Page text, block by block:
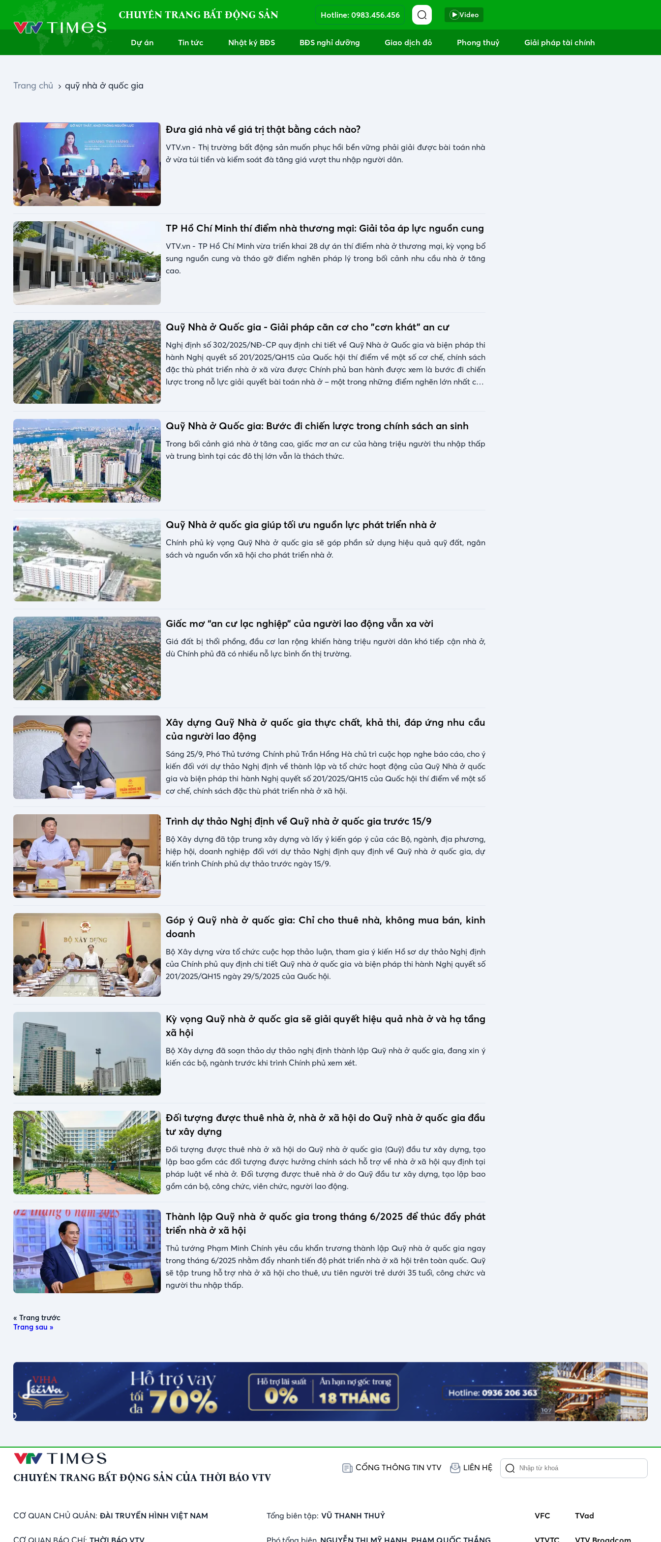
CHUYÊN TRANG BẤT ĐỘNG SẢN Hotline: 0983.456.456 Video
Dự án Tin tức Nhật ký BĐS BĐS nghỉ dưỡng Giao dịch đỏ Phong thuỷ Giải pháp tài chính
Trang chủ quỹ nhà ở quốc gia
Đưa giá nhà về giá trị thật bằng cách nào?
VTV.vn - Thị trường bất động sản muốn phục hồi bền vững phải giải được bài toán nhà
ở vừa túi tiền và kiểm soát đà tăng giá vượt thu nhập người dân.
TP Hồ Chí Minh thí điểm nhà thương mại: Giải tỏa áp lực nguồn cung
VTV.vn - TP Hồ Chí Minh vừa triển khai 28 dự án thí điểm nhà ở thương mại, kỳ vọng bổ
sung nguồn cung và tháo gỡ điểm nghẽn pháp lý trong bối cảnh nhu cầu nhà ở tăng
cao.
Quỹ Nhà ở Quốc gia - Giải pháp căn cơ cho "cơn khát” an cư
Nghị định số 302/2025/NĐ-CP quy định chi tiết về Quỹ Nhà ở Quốc gia và biện pháp thi
hành Nghị quyết số 201/2025/QH15 của Quốc hội thí điểm về một số cơ chế, chính sách
đặc thù phát triển nhà ở xã vừa được Chính phủ ban hành được xem là bước đi chiến
lược trong nỗ lực giải quyết bài toán nhà ở – một trong những điểm nghẽn lớn nhất của
Quỹ Nhà ở Quốc gia: Bước đi chiến lược trong chính sách an sinh
Trong bối cảnh giá nhà ở tăng cao, giấc mơ an cư của hàng triệu người thu nhập thấp
và trung bình tại các đô thị lớn vẫn là thách thức.
Quỹ Nhà ở quốc gia giúp tối ưu nguồn lực phát triển nhà ở
Chính phủ kỳ vọng Quỹ Nhà ở quốc gia sẽ góp phần sử dụng hiệu quả quỹ đất, ngân
sách và nguồn vốn xã hội cho phát triển nhà ở.
Giấc mơ “an cư lạc nghiệp” của người lao động vẫn xa vời
Giá đất bị thổi phồng, đầu cơ lan rộng khiến hàng triệu người dân khó tiếp cận nhà ở,
dù Chính phủ đã có nhiều nỗ lực bình ổn thị trường.
Xây dựng Quỹ Nhà ở quốc gia thực chất, khả thi, đáp ứng nhu cầu
của người lao động
Sáng 25/9, Phó Thủ tướng Chính phủ Trần Hồng Hà chủ trì cuộc họp nghe báo cáo, cho ý
kiến đối với dự thảo Nghị định về thành lập và tổ chức hoạt động của Quỹ Nhà ở quốc
gia và biện pháp thi hành Nghị quyết số 201/2025/QH15 của Quốc hội thí điểm về một số
cơ chế, chính sách đặc thù phát triển nhà ở xã hội.
Trình dự thảo Nghị định về Quỹ nhà ở quốc gia trước 15/9
Bộ Xây dựng đã tập trung xây dựng và lấy ý kiến góp ý của các Bộ, ngành, địa phương,
hiệp hội, doanh nghiệp đối với dự thảo Nghị định quy định về Quỹ nhà ở quốc gia, dự
kiến trình Chính phủ dự thảo trước ngày 15/9.
Góp ý Quỹ nhà ở quốc gia: Chỉ cho thuê nhà, không mua bán, kinh
doanh
Bộ Xây dựng vừa tổ chức cuộc họp thảo luận, tham gia ý kiến Hồ sơ dự thảo Nghị định
của Chính phủ quy định chi tiết Quỹ nhà ở quốc gia và biện pháp thi hành Nghị quyết số
201/2025/QH15 ngày 29/5/2025 của Quốc hội.
Kỳ vọng Quỹ nhà ở quốc gia sẽ giải quyết hiệu quả nhà ở và hạ tầng
xã hội
Bộ Xây dựng đã soạn thảo dự thảo nghị định thành lập Quỹ nhà ở quốc gia, đang xin ý
kiến các bộ, ngành trước khi trình Chính phủ xem xét.
Đối tượng được thuê nhà ở, nhà ở xã hội do Quỹ nhà ở quốc gia đầu
tư xây dựng
Đối tượng được thuê nhà ở xã hội do Quỹ nhà ở quốc gia (Quỹ) đầu tư xây dựng, tạo
lập bao gồm các đối tượng được hưởng chính sách hỗ trợ về nhà ở xã hội quy định tại
pháp luật về nhà ở. Đối tượng được thuê nhà ở do Quỹ đầu tư xây dựng, tạo lập bao
gồm cán bộ, công chức, viên chức, người lao động.
Thành lập Quỹ nhà ở quốc gia trong tháng 6/2025 để thúc đẩy phát
triển nhà ở xã hội
Thủ tướng Phạm Minh Chính yêu cầu khẩn trương thành lập Quỹ nhà ở quốc gia ngay
trong tháng 6/2025 nhằm đẩy nhanh tiến độ phát triển nhà ở xã hội trên toàn quốc. Quỹ
sẽ tập trung hỗ trợ nhà ở xã hội cho thuê, ưu tiên người trẻ dưới 35 tuổi, công chức và
người thu nhập thấp.
« Trang trước
Trang sau »
CHUYÊN TRANG BẤT ĐỘNG SẢN CỦA THỜI BÁO VTV
CỔNG THÔNG TIN VTV LIÊN HỆ
CƠ QUAN CHỦ QUẢN: ĐÀI TRUYỀN HÌNH VIỆT NAM
CƠ QUAN BÁO CHÍ: THỜI BÁO VTV
Tổng biên tập: VŨ THANH THUỶ
Phó tổng biên NGUYỄN THỊ MỸ HẠNH, PHẠM QUỐC THẮNG,
VFC
VTVTC
TVad
VTV Broadcom